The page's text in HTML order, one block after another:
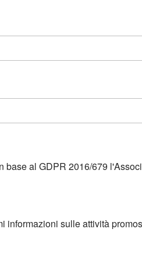
base al GDPR 2016/679
informazioni sulle attività